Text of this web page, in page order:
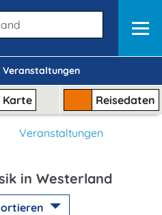
Veranstaltungen
Karte Reisedaten
Veranstaltungen
in Westerland